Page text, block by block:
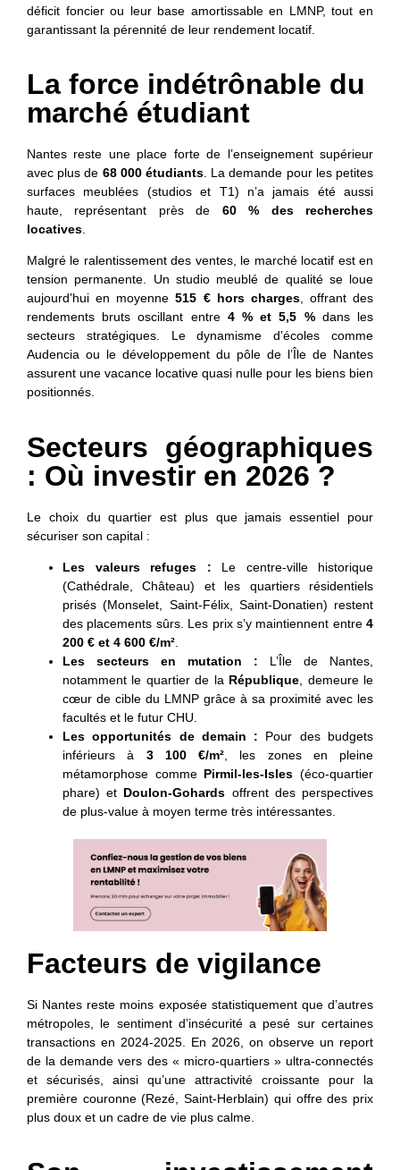
déficit foncier ou leur base amortissable en LMNP, tout en
garantissant la pérennité de leur rendement locatif.
La force indétrônable du
marché étudiant
Nantes reste une place forte de l’enseignement supérieur
avec plus de 68 000 étudiants . La demande pour les petites
surfaces meublées (studios et T1) n’a jamais été aussi
haute, représentant près de 60 % des recherches
locatives
Malgré le ralentissement des ventes, le marché locatif est en
tension permanente. Un studio meublé de qualité se loue
aujourd’hui en moyenne515 € hors charges, offrant des
rendements bruts oscillant entre 4 % et 5,5 %dans les
secteurs stratégiques. Le dynamisme d’écoles comme
Audencia ou le développement du pôle de l’Île de Nantes
assurent une vacance locative quasi nulle pour les biens bien
positionnés.
Secteurs géographiques
: Où investir en 2026 ?
Le choix du quartier est plus que jamais essentiel pour
sécuriser son capital :
Les valeurs refuges : Le centre-ville historique
(Cathédrale, Château) et les quartiers résidentiels
prisés (Monselet, Saint-Félix, Saint-Donatien) restent
des placements sûrs. Les prix s’y maintiennent entre 4
200 € et 4 600 €/m².
Les secteurs en mutation : L’Île de Nantes,
notamment le quartier de la République, demeure le
cœur de cible du LMNP grâce à sa proximité avec les
facultés et le futur CHU.
Les opportunités de demain : Pour des budgets
inférieurs à 3 100 €/m², les zones en pleine
métamorphose comme Pirmil-les-Isles (éco-quartier
phare) et Doulon-Gohards offrent des perspectives
de plus-value à moyen terme très intéressantes.
Facteurs de vigilance
Si Nantes reste moins exposée statistiquement que d’autres
métropoles, le sentiment d’insécurité a pesé sur certaines
transactions en 2024-2025. En 2026, on observe un report
de la demande vers des « micro-quartiers » ultra-connectés
et sécurisés, ainsi qu’une attractivité croissante pour la
première couronne (Rezé, Saint-Herblain) qui offre des prix
plus doux et un cadre de vie plus calme.